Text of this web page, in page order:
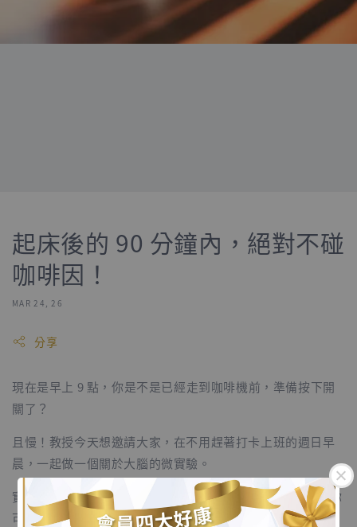
起床後的 90 分鐘內，絕對不碰
咖啡因！
MAR 24, 26
分享
現在是早上 9 點，你是不是已經走到咖啡機前，準備按下開
關了？
且慢！教授今天想邀請大家，在不用趕著打卡上班的週日早
晨，一起做一個關於大腦的微實驗。
實驗任務很簡單：起床後的 90 分鐘內，絕對不碰咖啡因！你
可能會抗議：「教授，不喝咖啡我根本沒辦法開機啊！」但